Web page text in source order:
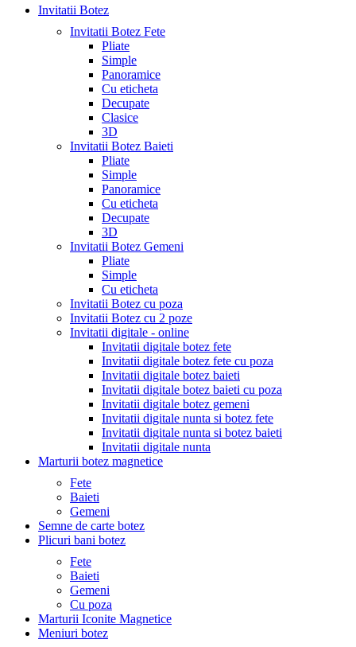
Invitatii Botez
Invitatii Botez Fete
Pliate
Simple
Panoramice
Cu eticheta
Decupate
Clasice
3D
Invitatii Botez Baieti
Pliate
Simple
Panoramice
Cu eticheta
Decupate
3D
Invitatii Botez Gemeni
Pliate
Simple
Cu eticheta
Invitatii Botez cu poza
Invitatii Botez cu 2 poze
Invitatii digitale - online
Invitatii digitale botez fete
Invitatii digitale botez fete cu poza
Invitatii digitale botez baieti
Invitatii digitale botez baieti cu poza
Invitatii digitale botez gemeni
Invitatii digitale nunta si botez fete
Invitatii digitale nunta si botez baieti
Invitatii digitale nunta
Marturii botez magnetice
Fete
Baieti
Gemeni
Semne de carte botez
Plicuri bani botez
Fete
Baieti
Gemeni
Cu poza
Marturii Iconite Magnetice
Meniuri botez